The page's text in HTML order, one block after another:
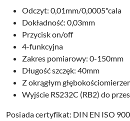
Odczyt: 0,01mm/0,0005"cala
Dokładność: 0,03mm
Przycisk on/off
4-funkcyjna
Zakres pomiarowy: 0-150mm
Długość szczęk: 40mm
Z okrągłym
Wyjście RS232C (RB2) do
Posiada certyfikat: DIN EN ISO